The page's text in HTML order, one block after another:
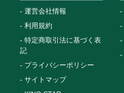
運営会社情報
利用規約
特定商取引法に基づく表
記
プライバシーポリシー
サイトマップ